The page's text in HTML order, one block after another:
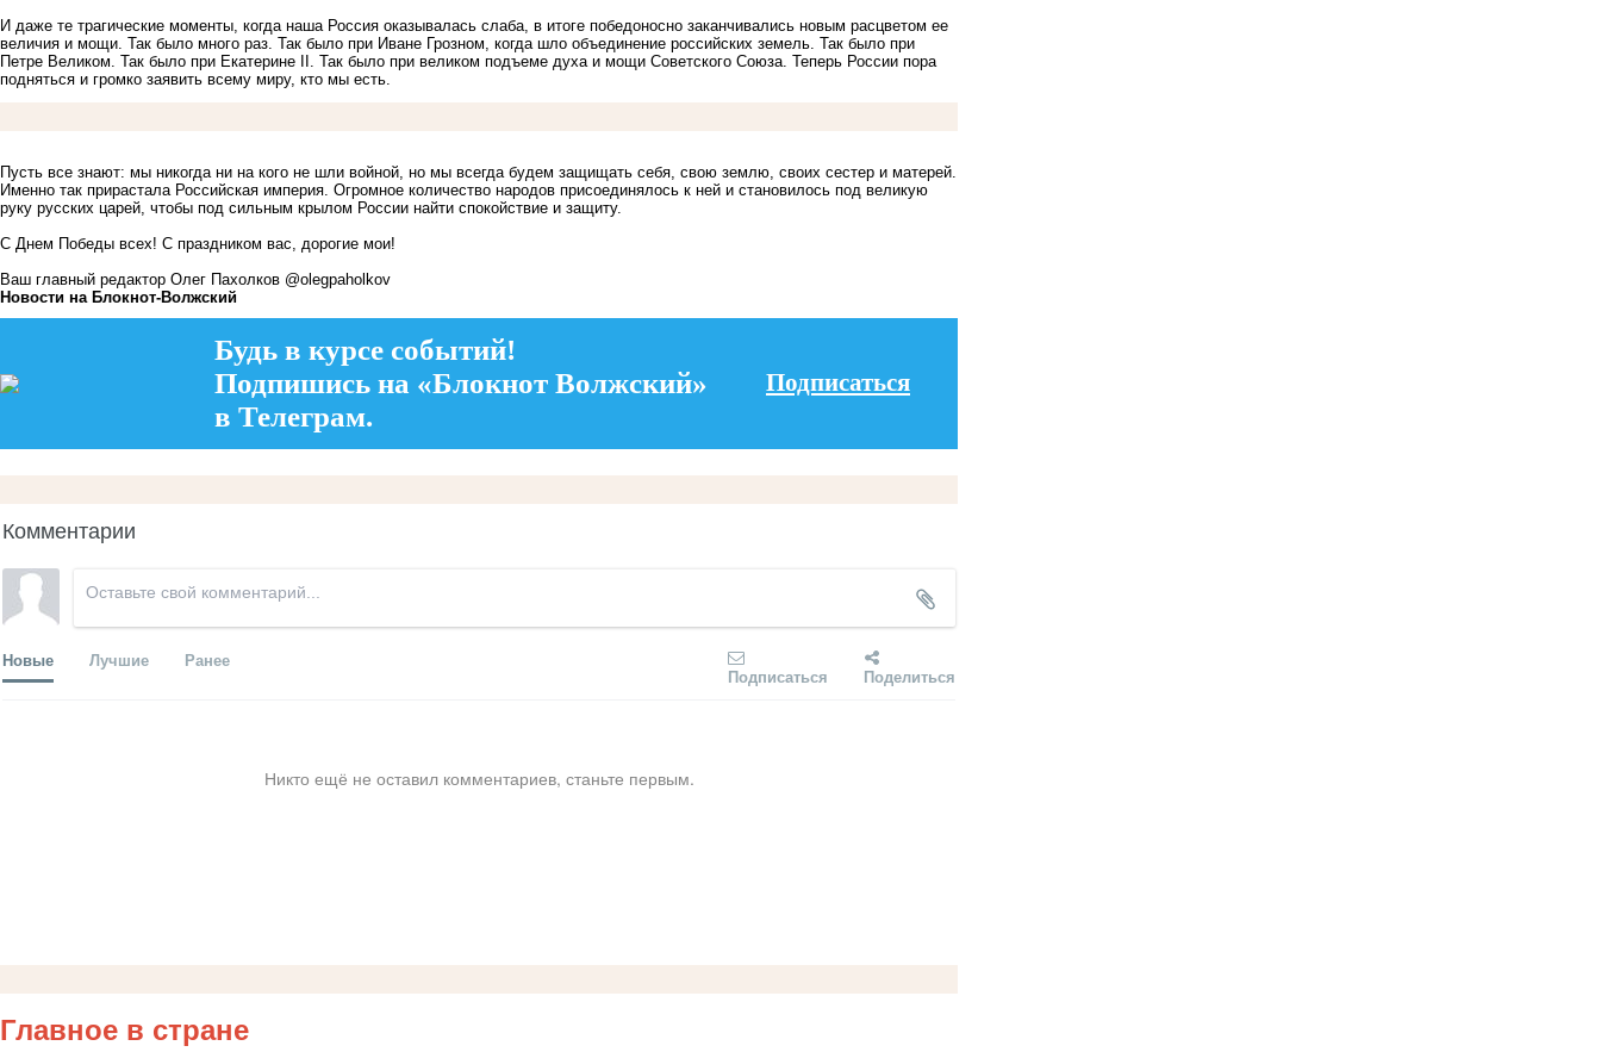
И даже те трагические моменты, когда наша Россия оказывалась слаба, в итоге победоносно заканчивались новым расцветом ее
величия и мощи. Так было много раз. Так было при Иване Грозном, когда шло объединение российских земель. Так было при
Петре Великом. Так было при Екатерине II. Так было при великом подъеме духа и мощи Советского Союза. Теперь России пора
подняться и громко заявить всему миру, кто мы есть.
Пусть все знают: мы никогда ни на кого не шли войной, но мы всегда будем защищать себя, свою землю, своих сестер и матерей.
Именно так прирастала Российская империя. Огромное количество народов присоединялось к ней и становилось под великую
руку русских царей, чтобы под сильным крылом России найти спокойствие и защиту.
С Днем Победы всех! С праздником вас, дорогие мои!
Ваш главный редактор Олег Пахолков @olegpaholkov
Новости на Блoкнoт-Волжский
Будь в курсе событий!
Подпишись на «Блокнот Волжский»
в Телеграм.
Подписаться
Комментарии
Новые Лучшие Ранее
Подписаться Поделиться
Никто ещё не оставил комментариев, станьте первым.
Главное в стране